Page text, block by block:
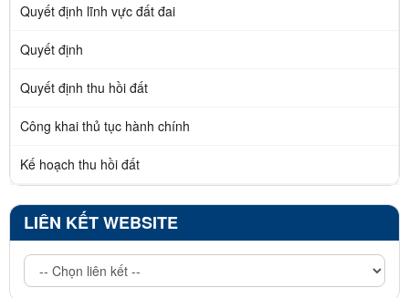
Quyết định lĩnh vực đất đai
Quyết định
Quyết định thu hồi đất
Công khai thủ tục hành chính
Kế hoạch thu hồi đất
LIÊN KẾT WEBSITE